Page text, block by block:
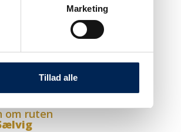
Marketing
Tillad alle
om ruten
på din tilmelding.
om ruten